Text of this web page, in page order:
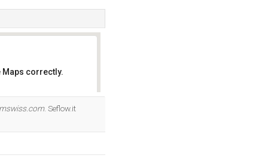
Maps correctly.
. Seflow.it